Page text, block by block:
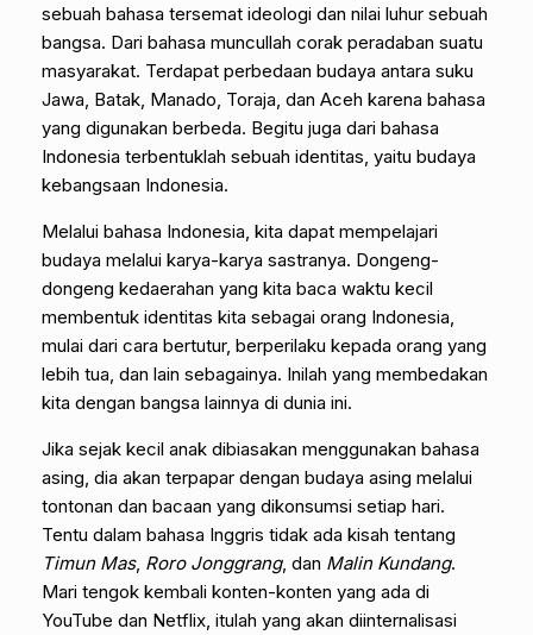
sebuah bahasa tersemat ideologi dan nilai luhur sebuah
bangsa. Dari bahasa muncullah corak peradaban suatu
masyarakat. Terdapat perbedaan budaya antara suku
Jawa, Batak, Manado, Toraja, dan Aceh karena bahasa
yang digunakan berbeda. Begitu juga dari bahasa
Indonesia terbentuklah sebuah identitas, yaitu budaya
kebangsaan Indonesia.
Melalui bahasa Indonesia, kita dapat mempelajari
budaya melalui karya-karya sastranya. Dongeng-
dongeng kedaerahan yang kita baca waktu kecil
membentuk identitas kita sebagai orang Indonesia,
mulai dari cara bertutur, berperilaku kepada orang yang
lebih tua, dan lain sebagainya. Inilah yang membedakan
kita dengan bangsa lainnya di dunia ini.
Jika sejak kecil anak dibiasakan menggunakan bahasa
asing, dia akan terpapar dengan budaya asing melalui
tontonan dan bacaan yang dikonsumsi setiap hari.
Tentu dalam bahasa Inggris tidak ada kisah tentang
Timun Mas, Roro Jonggrang, dan Malin Kundang.
Mari tengok kembali konten-konten yang ada di
YouTube dan Netflix, itulah yang akan diinternalisasi